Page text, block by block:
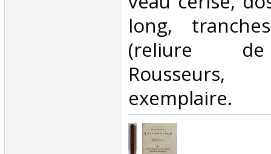
long,
(reliure de
exemplaire.‎